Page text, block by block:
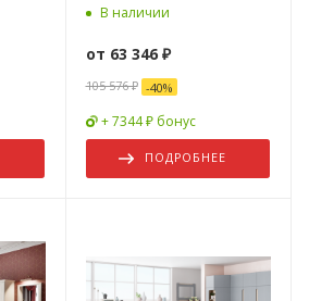
В наличии
от 63 346 ₽
105 576 ₽ -40%
+ 7344 ₽ бонус
ПОДРОБНЕЕ